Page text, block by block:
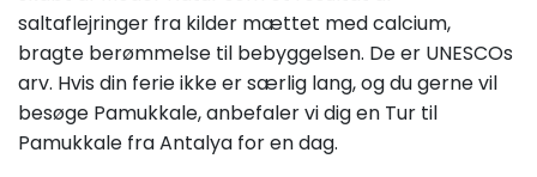
saltaflejringer fra kilder mættet med calcium,
bragte berømmelse til bebyggelsen. De er UNESCOs
arv. Hvis din ferie ikke er særlig lang, og du gerne vil
besøge Pamukkale, anbefaler vi dig en Tur til
Pamukkale fra Antalya for en dag.